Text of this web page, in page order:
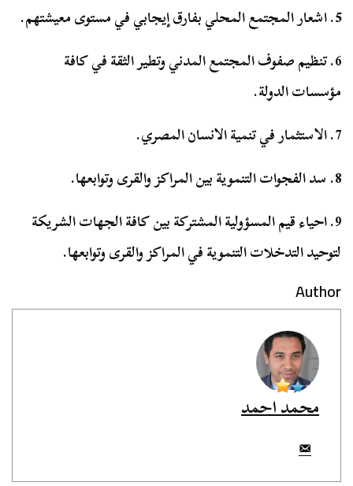
5. اشعار المجتمع المحلي بفارق إيجابي في مستوى معيشتهم.
6. تنظيم صفوف المجتمع المدني وتطير الثقة في كافة
مؤسسات الدولة.
7. الاستثمار في تنمية الانسان المصري.
8. سد الفجوات التنموية بين المراكز والقرى وتوابعها.
9. احياء قيم المسؤولية المشتركة بين كافة الجهات الشريكة
لتوحيد التدخلات التنموية في المراكز والقرى وتوابعها.
Author
محمد احمد